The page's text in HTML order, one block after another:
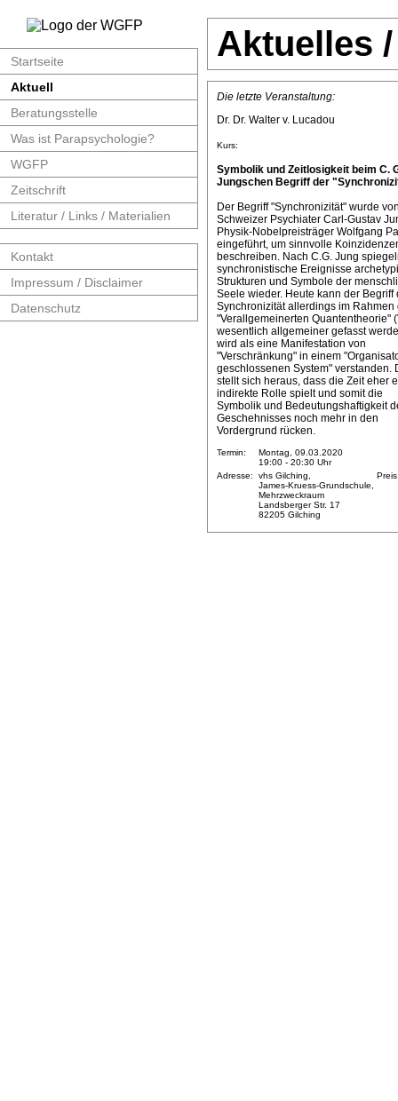
Startseite
Aktuell
Beratungsstelle
Was ist Parapsychologie?
WGFP
Zeitschrift
Literatur / Links / Materialien
Kontakt
Impressum / Disclaimer
Datenschutz
Aktuelles
Die letzte Veranstaltung:
Dr. Dr. Walter v. Lucadou
Kurs:
Symbolik und Zeitlosigkeit beim C.
Jungschen Begriff der
Der Begriff "Synchronizität" wurde
Schweizer Psychiater Carl-Gustav
Physik-Nobelpreisträger Wolfgang
eingeführt, um sinnvolle
beschreiben. Nach C.G. Jung
synchronistische Ereignisse
Strukturen und Symbole der
Seele wieder. Heute kann der Begriff
Synchronizität allerdings im Rahmen
"Verallgemeinerten Quantentheorie"
wesentlich allgemeiner gefasst
wird als eine Manifestation von
"Verschränkung" in einem
geschlossenen System" verstanden.
stellt sich heraus, dass die Zeit eher
indirekte Rolle spielt und somit die
Symbolik und Bedeutungshaftigkeit
Geschehnisses noch mehr in den
Vordergrund rücken.
Termin:
Montag, 09.03.2020
19:00 - 20:30 Uhr
Adresse:
vhs Gilching,
James-Kruess-Grundschule,
Mehrzweckraum
Landsberger Str. 17
82205 Gilching